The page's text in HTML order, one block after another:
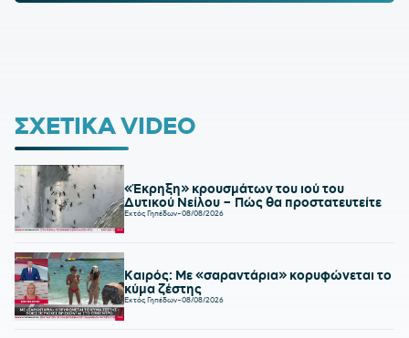
ΣΧΕΤΙΚΑ VIDEO
«Έκρηξη» κρουσμάτων του ιού του
Δυτικού Νείλου – Πώς θα προστατευτείτε
Εκτός Γηπέδων-08/08/2026
Καιρός: Με «σαραντάρια» κορυφώνεται το
κύμα ζέστης
Εκτός Γηπέδων-08/08/2026